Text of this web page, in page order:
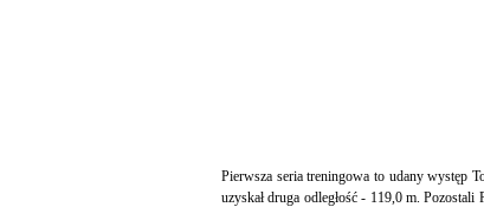
Pierwsza seria treningowa to udany występ
uzyskał druga odległość - 119,0 m.